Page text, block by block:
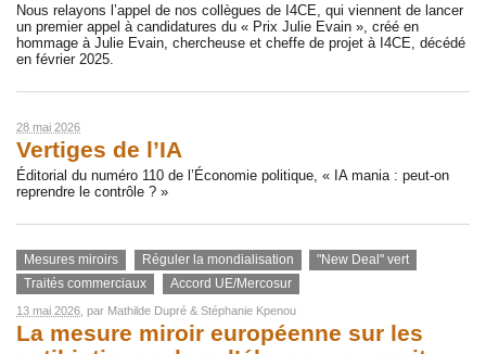
Nous relayons l’appel de nos collègues de I4CE, qui viennent de lancer
un premier appel à candidatures du « Prix Julie Evain », créé en
hommage à Julie Evain, chercheuse et cheffe de projet à I4CE, décédé
en février 2025.
28 mai 2026
Vertiges de l’IA
Éditorial du numéro 110 de l’Économie politique, « IA mania : peut-on
reprendre le contrôle ? »
Mesures miroirs Réguler la mondialisation
"New Deal" vert
Traités commerciaux
Accord UE/Mercosur
13 mai 2026 , par Mathilde Dupré & Stéphanie Kpenou
La mesure miroir européenne sur les